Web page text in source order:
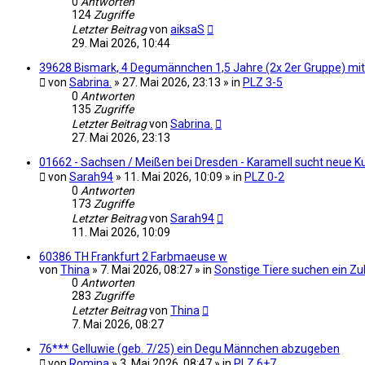
124 Zugriffe
Letzter Beitragvon aiksaS
29. Mai 2026, 10:44
39628 Bismark, 4 Degumännchen 1,5 Jahre (2x 2er Gruppe)
von Sabrina. » 27. Mai 2026, 23:13 » in PLZ 3-5
0 Antworten
135 Zugriffe
Letzter Beitragvon Sabrina.
27. Mai 2026, 23:13
01662 - Sachsen / Meißen bei Dresden - Karamell sucht neue
von Sarah94 » 11. Mai 2026, 10:09 » in PLZ 0-2
0 Antworten
173 Zugriffe
Letzter Beitragvon Sarah94
11. Mai 2026, 10:09
60386 TH Frankfurt 2 Farbmaeuse w
von Thina » 7. Mai 2026, 08:27 » in Sonstige Tiere suchen ein
0 Antworten
283 Zugriffe
Letzter Beitragvon Thina
7. Mai 2026, 08:27
76*** Gelluwie (geb. 7/25) ein Degu Männchen abzugeben